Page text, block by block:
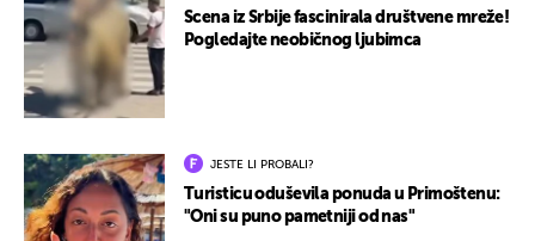
Scena iz Srbije fascinirala društvene mreže!
Pogledajte neobičnog ljubimca
JESTE LI PROBALI?
Turisticu oduševila ponuda u Primoštenu:
"Oni su puno pametniji od nas"